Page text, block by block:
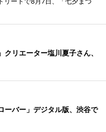
クリエーター塩川夏子さん、
ーバー」デジタル版、渋谷で